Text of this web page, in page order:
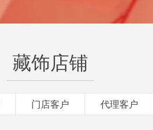
藏饰店铺
门店客户 代理客户